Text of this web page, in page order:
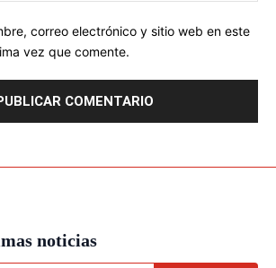
correo electrónico y sitio web en este
vez que comente.
noticias